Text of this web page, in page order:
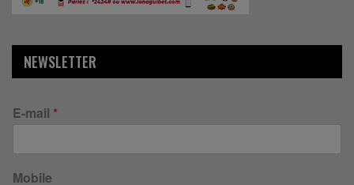
NEWSLETTER
E-mail *
Mobile